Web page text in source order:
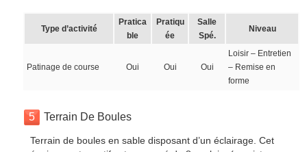
Type d’activité
Pratica
ble
Pratiqu
ée
Salle
Spé.
Niveau
Patinage de course Oui Oui Oui
Loisir – Entretien
– Remise en
forme
5 Terrain De Boules
Terrain de boules en sable disposant d’un éclairage. Cet